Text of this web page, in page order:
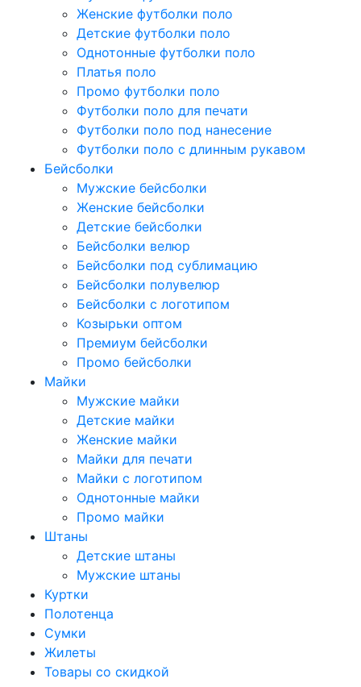
Женские футболки поло
Детские футболки поло
Однотонные футболки поло
Платья поло
Промо футболки поло
Футболки поло для печати
Футболки поло под нанесение
Футболки поло с длинным рукавом
Бейсболки
Мужские бейсболки
Женские бейсболки
Детские бейсболки
Бейсболки велюр
Бейсболки под сублимацию
Бейсболки полувелюр
Бейсболки с логотипом
Козырьки оптом
Премиум бейсболки
Промо бейсболки
Майки
Мужские майки
Детские майки
Женские майки
Майки для печати
Майки с логотипом
Однотонные майки
Промо майки
Штаны
Детские штаны
Мужские штаны
Куртки
Полотенца
Сумки
Жилеты
Товары со скидкой